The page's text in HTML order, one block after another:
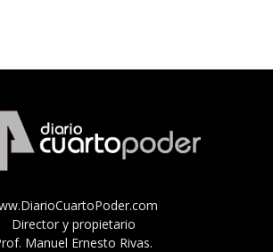
Director y propietario
Manuel Ernesto Rivas.